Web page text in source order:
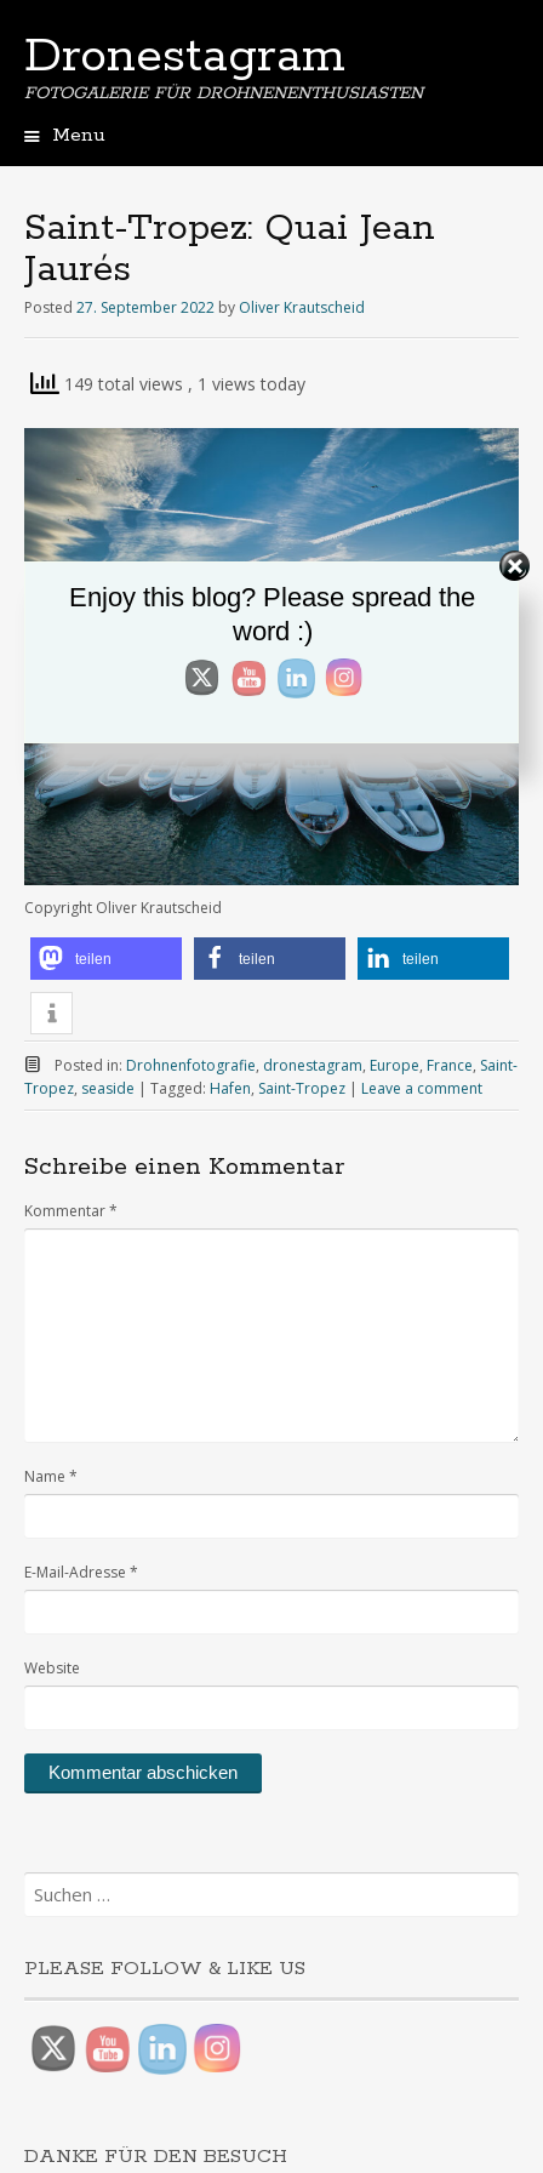
Dronestagram
FOTOGALERIE FÜR DROHNENENTHUSIASTEN
Menu
Saint-Tropez: Quai Jean
Jaurés
Posted 27. September 2022 by Oliver Krautscheid
149 total views , 1 views today
Copyright Oliver Krautscheid
teilen teilen teilen
Posted in: Drohnenfotografie, dronestagram, Europe, France, Saint-
Tropez, seaside | Tagged: Hafen, Saint-Tropez | Leave a comment
Schreibe einen Kommentar
Kommentar*
Name *
E-Mail-Adresse *
Website
Suchen
nach:
PLEASE FOLLOW & LIKE US
DANKE FÜR DEN BESUCH
Enjoy this blog? Please spread the
word :)